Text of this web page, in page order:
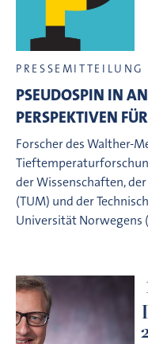
PRESSEMITTEILUNG
PSEUDOSPIN IN
PERSPEKTIVEN
Forscher des Walther-
der Wissenschaften,
(TUM) und der
Universität Norwegens